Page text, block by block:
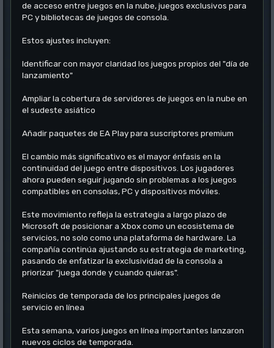
de acceso entre juegos en la nube, juegos exclusivos para
PC y bibliotecas de juegos de consola.
Estos ajustes incluyen:
Identificar con mayor claridad los juegos propios del "día de
lanzamiento"
Ampliar la cobertura de servidores de juegos en la nube en
el sudeste asiático
Añadir paquetes de EA Play para suscriptores premium
El cambio más significativo es el mayor énfasis en la
continuidad del juego entre dispositivos. Los jugadores
ahora pueden seguir jugando sin problemas a los juegos
compatibles en consolas, PC y dispositivos móviles.
Este movimiento refleja la estrategia a largo plazo de
Microsoft de posicionar a Xbox como un ecosistema de
servicios, no solo como una plataforma de hardware. La
compañía continúa ajustando su estrategia de marketing,
pasando de enfatizar la exclusividad de la consola a
priorizar "juega donde y cuando quieras".
Reinicios de temporada de los principales juegos de
servicio en línea
Esta semana, varios juegos en línea importantes lanzaron
nuevos ciclos de temporada.